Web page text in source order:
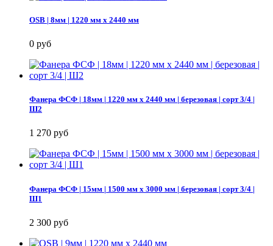
OSB | 8мм | 1220 мм х 2440 мм
0 руб
Фанера ФСФ | 18мм | 1220 мм х 2440 мм | березовая | сорт 3/4 |
Ш2
1 270 руб
Фанера ФСФ | 15мм | 1500 мм х 3000 мм | березовая | сорт 3/4 |
Ш1
2 300 руб